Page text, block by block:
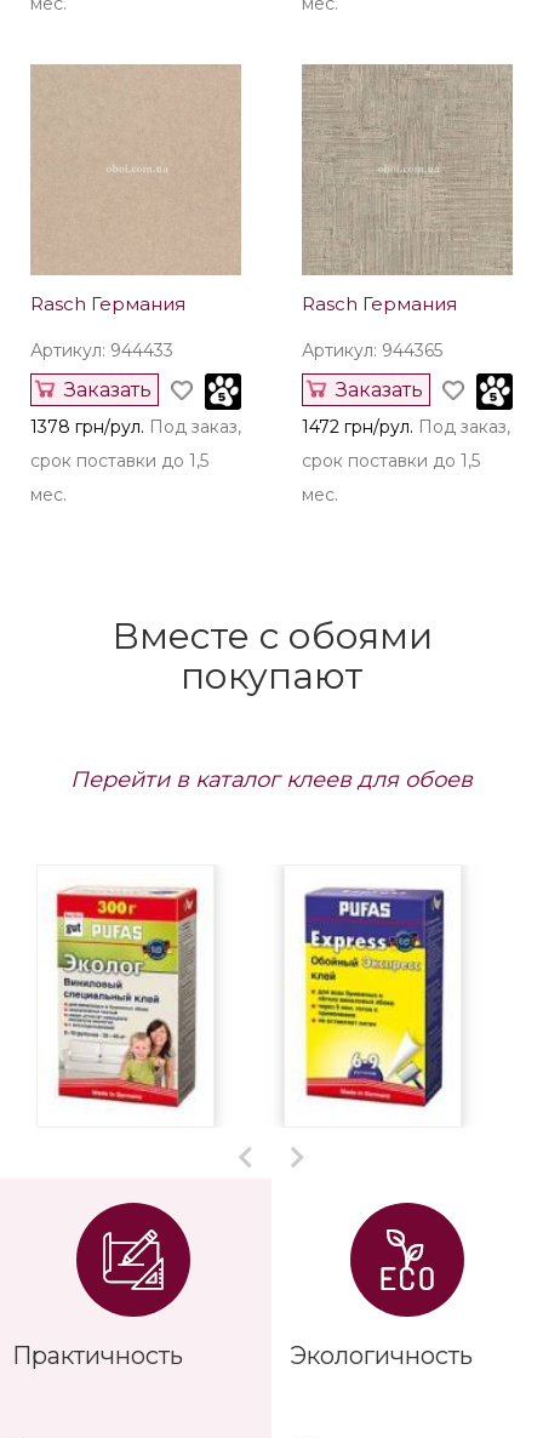
Rasch Германия
Артикул: 944433
Заказать
1378 грн/рул. Под заказ,
срок поставки до 1,5
мес.
Rasch Германия
Артикул: 944365
Заказать
1472 грн/рул. Под заказ,
срок поставки до 1,5
мес.
Вместе с обоями
покупают
Перейти в каталог клеев для обоев
Практичность Экологичность